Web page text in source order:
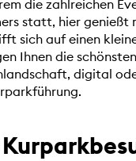
die zahlreichen
statt, hier genießt
sich auf einen
Ihnen die
digital